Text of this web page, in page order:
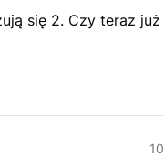
się 2. Czy teraz już